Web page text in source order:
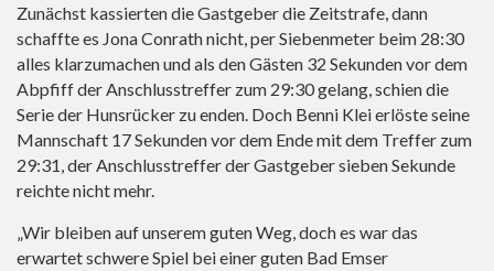
Zunächst kassierten die Gastgeber die Zeitstrafe, dann
schaffte es Jona Conrath nicht, per Siebenmeter beim 28:30
alles klarzumachen und als den Gästen 32 Sekunden vor dem
Abpfiff der Anschlusstreffer zum 29:30 gelang, schien die
Serie der Hunsrücker zu enden. Doch Benni Klei erlöste seine
Mannschaft 17 Sekunden vor dem Ende mit dem Treffer zum
29:31, der Anschlusstreffer der Gastgeber sieben Sekunde
reichte nicht mehr.
„Wir bleiben auf unserem guten Weg, doch es war das
erwartet schwere Spiel bei einer guten Bad Emser